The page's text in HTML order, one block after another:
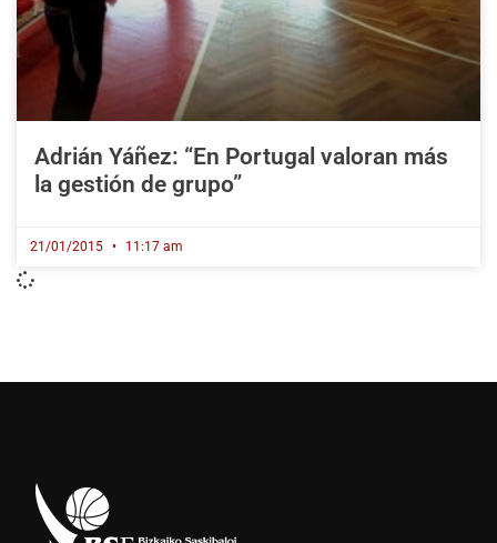
Adrián Yáñez: “En Portugal valoran más
la gestión de grupo”
21/01/2015 11:17 am